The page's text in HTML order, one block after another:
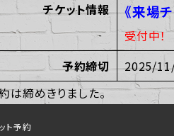
チケット情報
《来場
受付中！
予約締切
2025/
は締めきりました。
ト予約